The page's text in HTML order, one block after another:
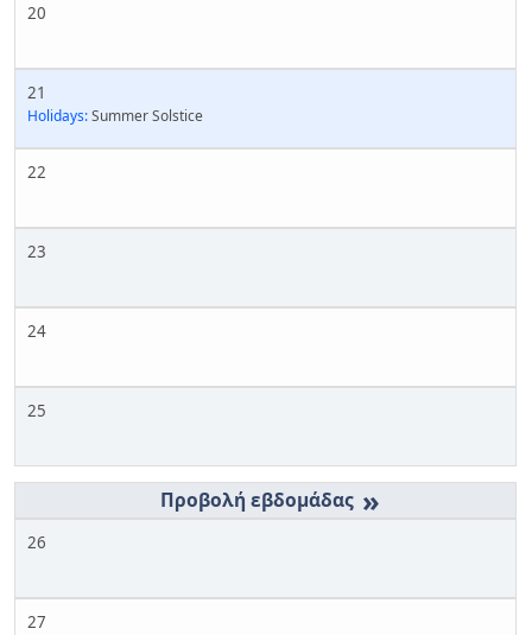
20
21
Holidays:Summer Solstice
22
23
24
25
»
26
27